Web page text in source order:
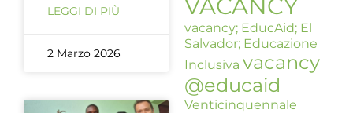
LEGGI DI PIÙ
2 Marzo 2026
VACANCY
vacancy; EducAid; El
Salvador; Educazione
Inclusiva vacancy
@educaid
Venticinquennale